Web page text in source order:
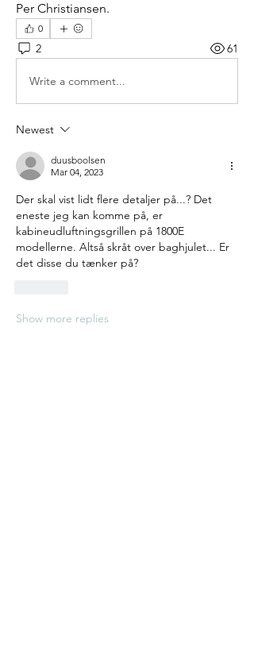
Per Christiansen.
0
2 61
Write a comment...
Newest
duusboolsen
Mar 04, 2023
Der skal vist lidt flere detaljer på...? Det
eneste jeg kan komme på, er
kabineudluftningsgrillen på 1800E
modellerne. Altså skråt over baghjulet... Er
det disse du tænker på?
Show more replies